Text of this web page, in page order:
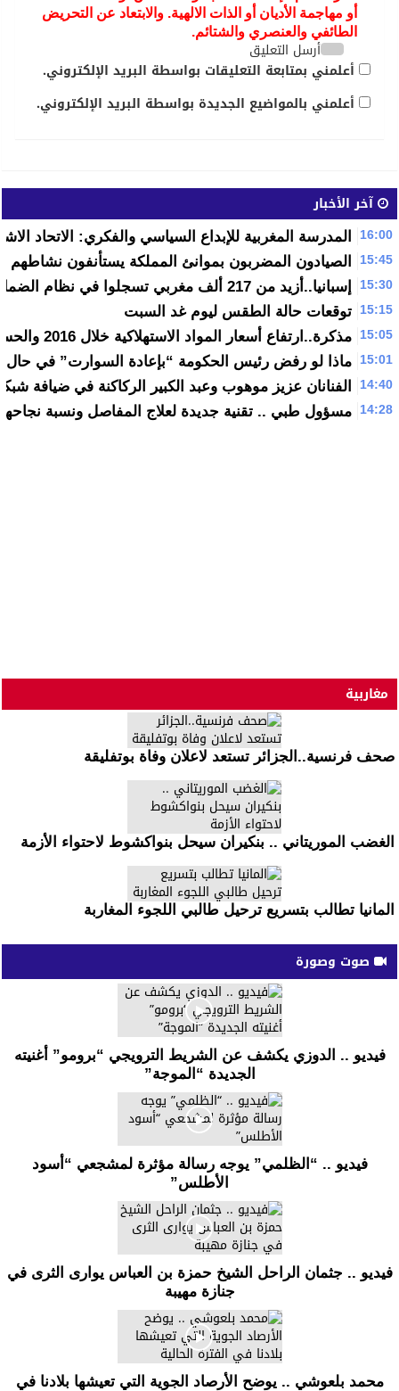
أو مهاجمة الأديان أو الذات الالهية. والابتعاد عن التحريض
الطائفي والعنصري والشتائم.
أرسل التعليق
أعلمني بمتابعة التعليقات بواسطة البريد الإلكتروني.
أعلمني بالمواضيع الجديدة بواسطة البريد الإلكتروني.
آخر الأخبار
16:00 المدرسة المغربية للإبداع السياسي والفكري: الاتحاد
15:45 الصيادون المضربون بموانئ المملكة يستأنفون نشاطهم
15:30 إسبانيا..أزيد من 217 ألف مغربي تسجلوا في نظام الضمان الاجتماعي
15:15 توقعات حالة الطقس ليوم غد السبت
15:05 مذكرة..ارتفاع أسعار المواد الاستهلاكية خلال 2016 والحسيمة المدينة الأكثر غلاء
15:01 ماذا لو رفض رئيس الحكومة “بإعادة السوارت” في حال
14:40 الفنانان عزيز موهوب وعبد الكبير الركاكنة في ضيافة
14:28 مسؤول طبي .. تقنية جديدة لعلاج المفاصل ونسبة نجاحها 80% بالمغرب
مغاربية
صحف فرنسية..الجزائر تستعد لاعلان وفاة بوتفليقة
الغضب الموريتاني .. بنكيران سيحل بنواكشوط لاحتواء الأزمة
المانيا تطالب بتسريع ترحيل طالبي اللجوء المغاربة
صوت وصورة
فيديو .. الدوزي يكشف عن الشريط الترويجي “برومو” أغنيته
الجديدة “الموجة”
فيديو .. “الظلمي” يوجه رسالة مؤثرة لمشجعي “أسود
الأطلس”
فيديو .. جثمان الراحل الشيخ حمزة بن العباس يوارى الثرى في
جنازة مهيبة
محمد بلعوشي .. يوضح الأرصاد الجوية التي تعيشها بلادنا في